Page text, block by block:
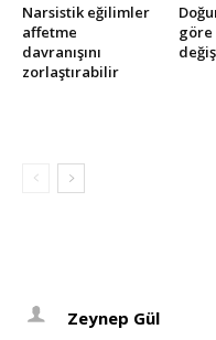
Narsistik eğilimler
affetme
davranışını
zorlaştırabilir
göre
Zeynep Gül